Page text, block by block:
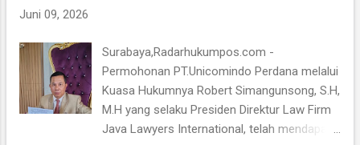
sekitar 150 peserta yang terdiri dari Anggota
Polri, Instansi Lintas Sektor, Netizen dan
Awak Media. Bahkan Antusiasme Peserta
nampak terlihat mulai sejak pagi hari. Mereka
mengikuti Tahapan Pemeriksaan Kesehatan
Juni 09, 2026
Surabaya,Radarhukumpos.com -
Permohonan PT.Unicomindo Perdana melalui
Kuasa Hukumnya Robert Simangunsong, S.H,
M.H yang selaku Presiden Direktur Law Firm
Java Lawyers International, telah mendapat